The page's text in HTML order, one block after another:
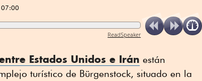
ReadSpeaker
Estados Unidos e Irán están
turístico de Bürgenstock, situado en la